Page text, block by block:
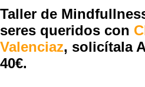
Taller de
seres queridos con
Valenciaz, solicítala
40€.